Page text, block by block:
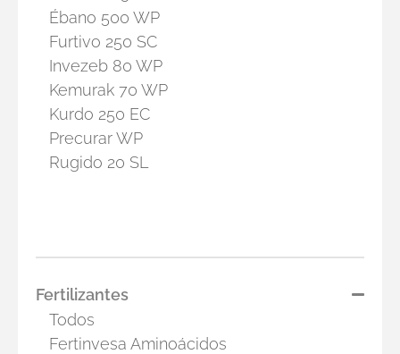
Ébano 500 WP
Furtivo 250 SC
Invezeb 80 WP
Kemurak 70 WP
Kurdo 250 EC
Precurar WP
Rugido 20 SL
Fertilizantes
Todos
Fertinvesa Aminoácidos